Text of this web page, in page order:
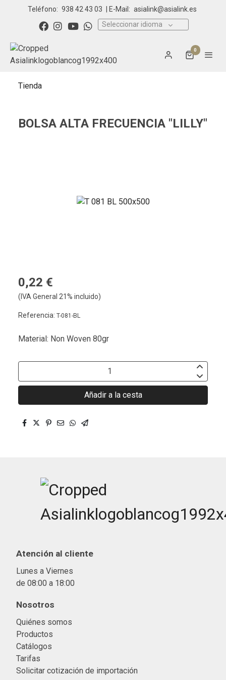
Teléfono: 938 42 43 03 | E-Mail: asialink@asialink.es
Seleccionar idioma
0
Tienda
BOLSA ALTA FRECUENCIA "LILLY"
0,22 €
(IVA General 21% incluido)
Referencia: T-081-BL
Material: Non Woven 80gr
Añadir a la cesta
Atención al cliente
Lunes a Viernes
de 08:00 a 18:00
Nosotros
Quiénes somos
Productos
Catálogos
Tarifas
Solicitar cotización de importación